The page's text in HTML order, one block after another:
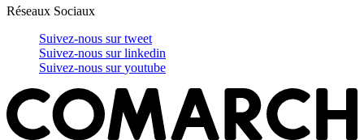
Réseaux Sociaux
Suivez-nous surtweet
Suivez-nous surlinkedin
Suivez-nous suryoutube